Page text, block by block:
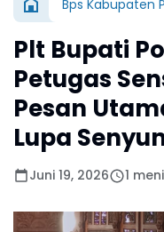
Bps Kabupaten
Plt Bupati
Petugas
Pesan
Lupa
Juni 19, 2026 1